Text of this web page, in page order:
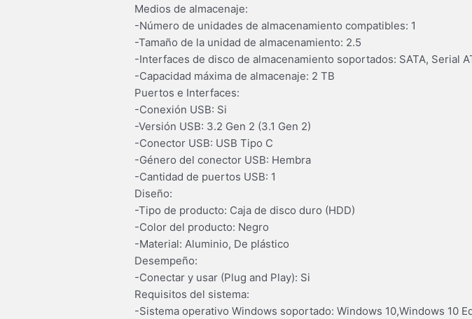
Medios de almacenaje:
-Número de unidades de almacenamiento compatibles: 1
-Tamaño de la unidad de almacenamiento: 2.5
-Interfaces de disco de almacenamiento soportados: SATA, Serial
-Capacidad máxima de almacenaje: 2 TB
Puertos e Interfaces:
-Conexión USB: Si
-Versión USB: 3.2 Gen 2 (3.1 Gen 2)
-Conector USB: USB Tipo C
-Género del conector USB: Hembra
-Cantidad de puertos USB: 1
Diseño:
-Tipo de producto: Caja de disco duro (HDD)
-Color del producto: Negro
-Material: Aluminio, De plástico
Desempeño:
-Conectar y usar (Plug and Play): Si
Requisitos del sistema:
-Sistema operativo Windows soportado: Windows 10,Windows 10